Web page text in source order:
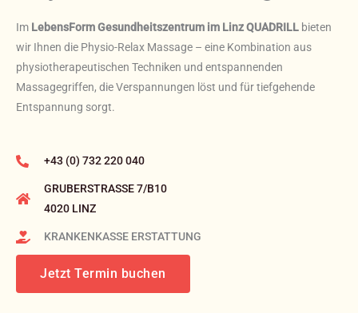
Im LebensForm Gesundheitszentrum im Linz QUADRILL bieten
wir Ihnen die Physio-Relax Massage – eine Kombination aus
physiotherapeutischen Techniken und entspannenden
Massagegriffen, die Verspannungen löst und für tiefgehende
Entspannung sorgt.
+43 (0) 732 220 040
GRUBERSTRASSE 7/B10
4020 LINZ
KRANKENKASSE ERSTATTUNG
Jetzt Termin buchen